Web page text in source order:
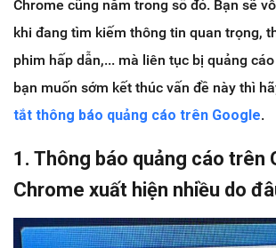
Chrome cũng nằm trong số đó. Bạn sẽ
khi đang tìm kiếm thông tin quan trọng,
phim hấp dẫn,... mà liên tục bị quảng
bạn muốn sớm kết thúc vấn đề này thì
tắt thông báo quảng cáo trên Google.
1. Thông báo quảng cáo trên
Chrome xuất hiện nhiều do